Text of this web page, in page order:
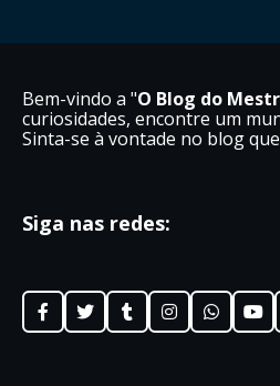
Bem-vindo a "O Blog do
curiosidades, encontre um
Sinta-se à vontade no blog
Siga nas redes: